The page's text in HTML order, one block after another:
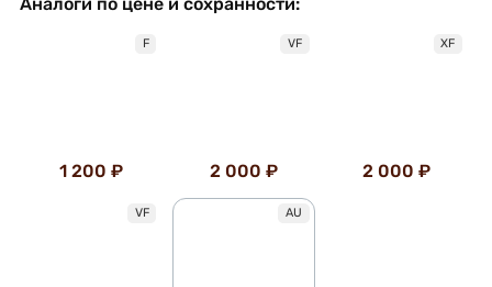
F
1 200 ₽
VF
2 000 ₽
XF
2 000 ₽
VF AU